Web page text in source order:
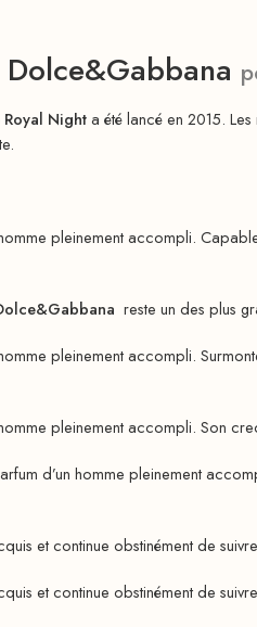
Royal Nighta été lancé en 2015.
pleinement accompli.
reste un des plus
pleinement accompli.
pleinement accompli. Son
d’un homme pleinement
et continue obstinément de suivre
et continue obstinément de suivre